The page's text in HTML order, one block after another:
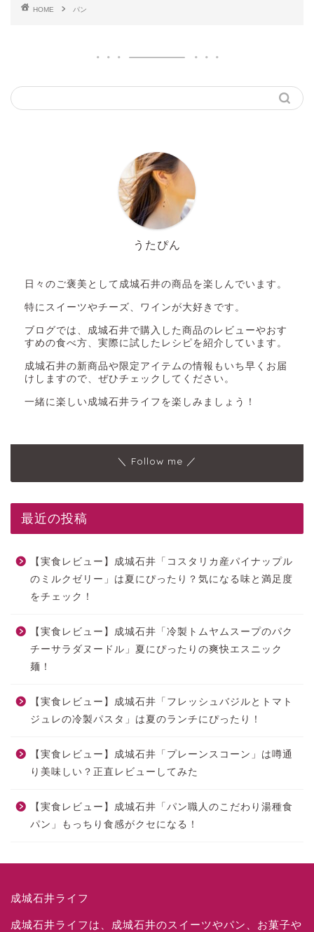
HOME パン
うたぴん
日々のご褒美として成城石井の商品を楽しんでいます。
特にスイーツやチーズ、ワインが大好きです。
ブログでは、成城石井で購入した商品のレビューやおす
すめの食べ方、実際に試したレシピを紹介しています。
成城石井の新商品や限定アイテムの情報もいち早くお届
けしますので、ぜひチェックしてください。
一緒に楽しい成城石井ライフを楽しみましょう！
＼ Follow me ／
最近の投稿
【実食レビュー】成城石井「コスタリカ産パイナップル
のミルクゼリー」は夏にぴったり？気になる味と満足度
をチェック！
【実食レビュー】成城石井「冷製トムヤムスープのパク
チーサラダヌードル」夏にぴったりの爽快エスニック
麺！
【実食レビュー】成城石井「フレッシュバジルとトマト
ジュレの冷製パスタ」は夏のランチにぴったり！
【実食レビュー】成城石井「プレーンスコーン」は噂通
り美味しい？正直レビューしてみた
【実食レビュー】成城石井「パン職人のこだわり湯種食
パン」もっちり食感がクセになる！
成城石井ライフ
成城石井ライフは、成城石井のスイーツやパン、お菓子や